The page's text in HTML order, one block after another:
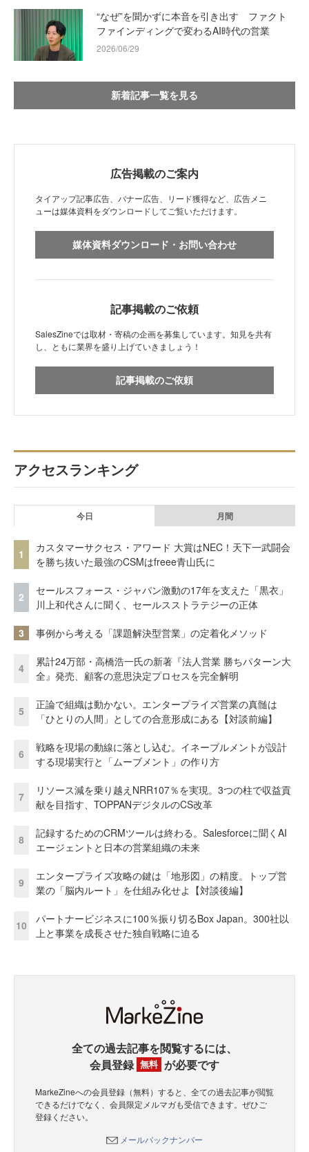
“なぜ”を聞かずに本音を引き出す ファクト
ファインディングで変わるAI時代の営業
2026/06/29
新着記事一覧を見る
広告掲載のご案内
タイアップ記事広告、バナー広告、リード獲得など、広告メニ
ューは媒体資料をダウンロードしてご覧いただけます。
媒体資料ダウンロード・お問い合わせ
記事掲載のご依頼
SalesZineでは取材・寄稿の企画を募集しています。知見を共有
し、ともに業界を盛り上げていきましょう！
記事掲載のご依頼
アクセスランキング
今日 月間
1
カスタマーサクセス・アワード 大賞はNEC！天下一武闘会
を勝ち抜いた最強のCSMはfreee青山氏に
2
セールスフォース・ジャパン激動の17年を支えた「黒衣」
川上和代さんに聞く、セールスストラテジーの正体
3 事例から考える「課題解決型営業」の定着化メソッド
4
累計24万部・高橋浩一氏の新著『法人営業 勝ちパターン大
全』発売、顧客の意思決定プロセスを完全解明
5
正論で組織は動かない。エンタープライズ営業の真髄は
「ひとりの人間」としての合意形成にある【対談前編】
6
戦略を現場の動線に落とし込む。イネーブルメントが設計
する現場実行と「ムーブメント」の作り方
7
リソース減を乗り越えNRR107％を実現。3つの柱で収益貢
献を目指す、TOPPANデジタルのCS改革
8
記録するためのCRMツールは終わる。Salesforceに聞くAI
エージェントと日本の営業組織の未来
9
エンタープライズ攻略の鍵は「地形図」の精度。トップ営
業の「脳内ルート」を仕組み化せよ【対談後編】
10
パートナービジネスに100％振り切るBox Japan。300社以
上と事業を成長させた独自戦略に迫る
全ての過去記事を閲覧するには、
会員登録 無料 が必要です
MarkeZineへの会員登録（無料）すると、全ての過去記事が閲覧
できるだけでなく、会員限定メルマガも受信できます。ぜひご
登録ください。
メールバックナンバー